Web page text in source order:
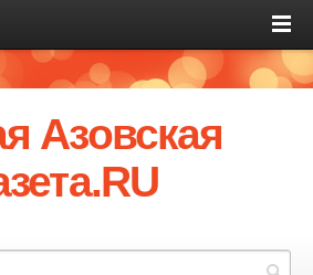
Азовская